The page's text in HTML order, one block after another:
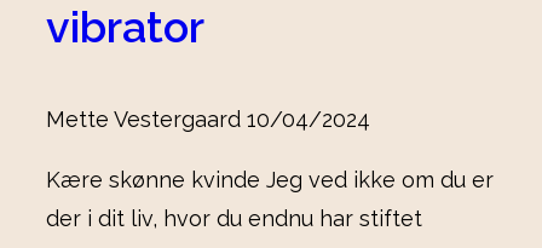
vibrator
Mette Vestergaard 10/04/2024
Kære skønne kvinde Jeg ved ikke om du er
der i dit liv, hvor du endnu har stiftet